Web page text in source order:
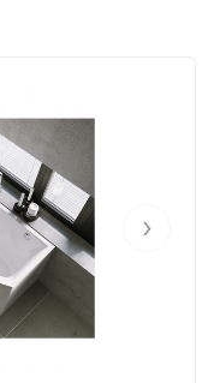
›